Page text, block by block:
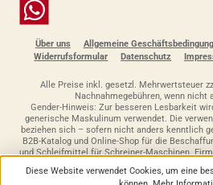
Chat
Über uns Allgemeine
Widerrufsformular
Datenschutz
Alle Preise inkl. gesetzl. Mehrwertsteuer
Nachnahmegebühren, wenn nicht
Gender-Hinweis: Zur besseren Lesbarkeit
generische Maskulinum verwendet. Die
beziehen sich – sofern nicht anders kenntlich
B2B-Katalog und Online-Shop für die
und Schleifmittel für Schreiner-Maschinen.
Bedarfslisten und Bestelllisten. Versand
Diese Website verwendet Cookies, um eine